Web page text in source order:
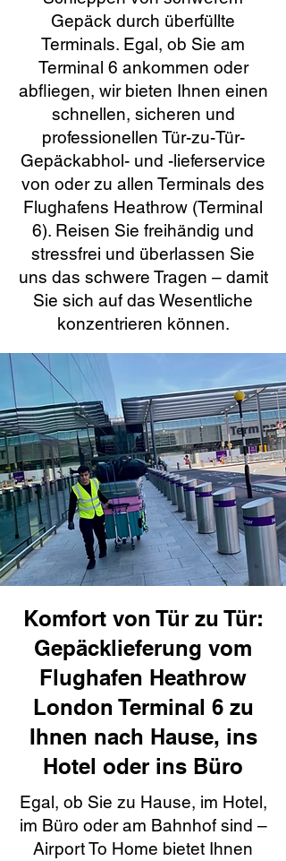
Gepäck durch überfüllte
Terminals. Egal, ob Sie am
Terminal 6 ankommen oder
abfliegen, wir bieten Ihnen einen
schnellen, sicheren und
professionellen Tür-zu-Tür-
Gepäckabhol- und -lieferservice
von oder zu allen Terminals des
Flughafens Heathrow (Terminal
6). Reisen Sie freihändig und
stressfrei und überlassen Sie
uns das schwere Tragen – damit
Sie sich auf das Wesentliche
konzentrieren können.
Komfort von Tür zu Tür:
Gepäcklieferung vom
Flughafen Heathrow
London Terminal 6 zu
Ihnen nach Hause, ins
Hotel oder ins Büro
Egal, ob Sie zu Hause, im Hotel,
im Büro oder am Bahnhof sind –
Airport To Home bietet Ihnen